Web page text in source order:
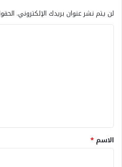
لن يتم نشر عنوان بريدك الإلكتروني.
*
الاسم *